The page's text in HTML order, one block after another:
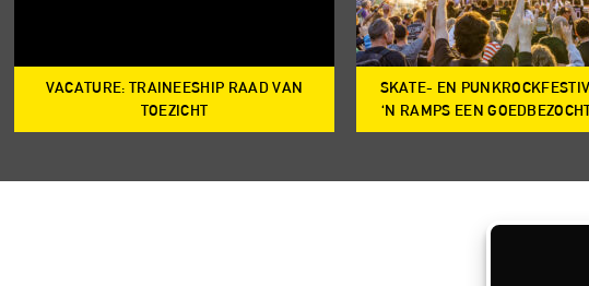
VACATURE: TRAINEESHIP RAAD VAN
TOEZICHT
SKATE- EN
‘N RAMPS EEN